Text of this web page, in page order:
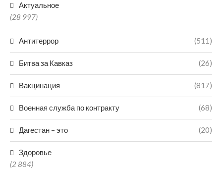
Актуальное
(28 997)
Антитеррор (511)
Битва за Кавказ (26)
Вакцинация (817)
Военная служба по контракту (68)
Дагестан – это (20)
Здоровье
(2 884)